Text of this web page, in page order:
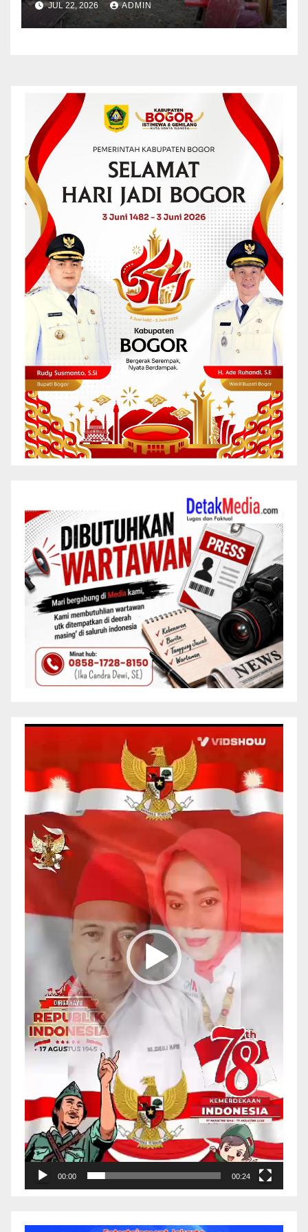
Belitung Timur kepada
Korban Kebakaran Rumah
JUL 22, 2026 ADMIN
00:00 00:24